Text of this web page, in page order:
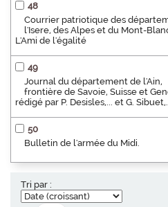
48
Courrier patriotique des
l'Isere, des Alpes et du Mont-
L'Ami de l'égalité
49
Journal du département de l'Ain,
frontière de Savoie, Suisse et
rédigé par P. Desisles,... et G.
50
Bulletin de l'armée du Midi.
Tri par :